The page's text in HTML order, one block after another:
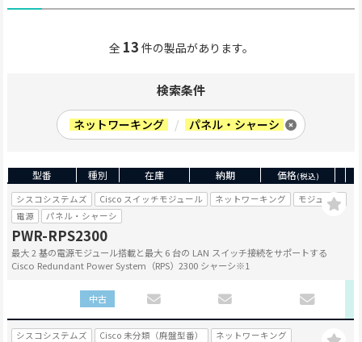
全 13 件の製品があります。
検索条件
ネットワーキング / パネル・シャーシ
型番 種別 在庫 納期 価格(税込)
シスコシステムズ Cisco スイッチモジュール ネットワーキング
モジュール
電源
パネル・シャーシ
PWR-RPS2300
最大 2 基の電源モジュール搭載と最大 6 台の LAN スイッチ接続をサポートする
Cisco Redundant Power System（RPS）2300 シャーシ※1
中古
シスコシステムズ Cisco 未分類（廃盤型番）
ネットワーキング